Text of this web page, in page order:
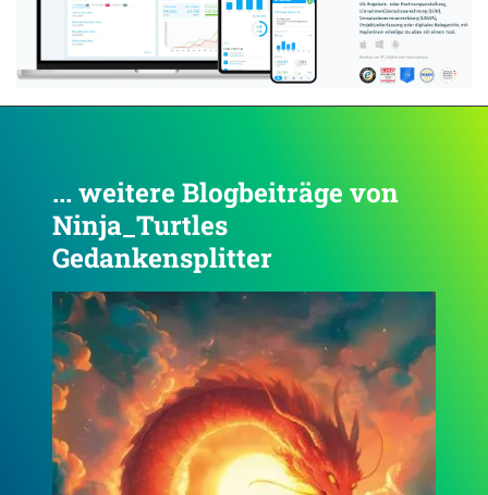
... weitere Blogbeiträge von
Ninja_Turtles
Gedankensplitter